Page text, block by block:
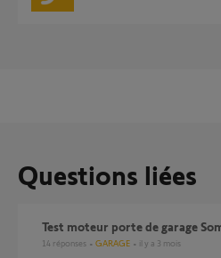
Questions liées
Test moteur porte de garage
14 réponses GARAGE il y a 3 mois